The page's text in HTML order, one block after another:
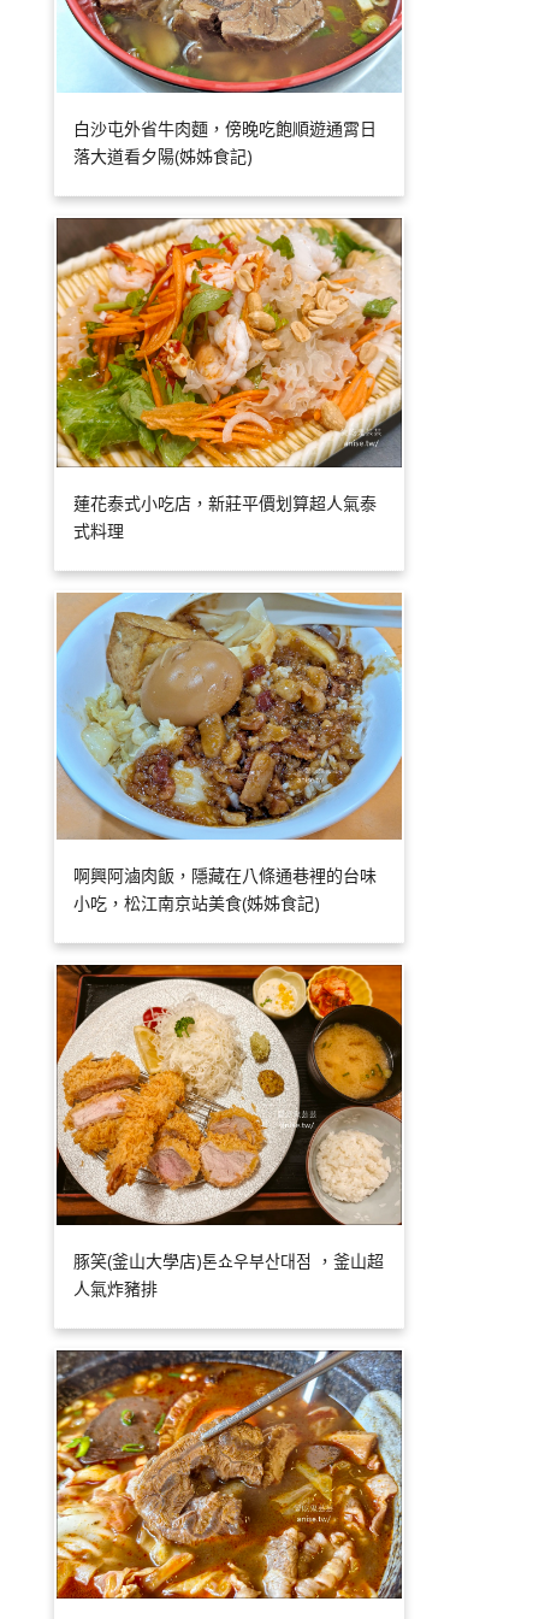
白沙屯外省牛肉麵，傍晚吃飽順遊通霄日
落大道看夕陽(姊姊食記)
蓮花泰式小吃店，新莊平價划算超人氣泰
式料理
啊興阿滷肉飯，隱藏在八條通巷裡的台味
小吃，松江南京站美食(姊姊食記)
豚笑(釜山大學店)톤쇼우부산대점 ，釜山超
人氣炸豬排